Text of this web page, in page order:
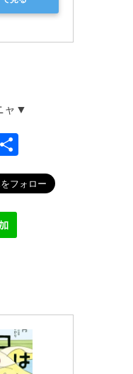
ャ▼
有